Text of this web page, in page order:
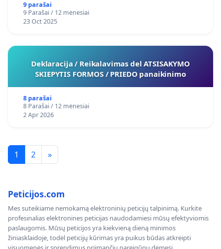
9 parašai
9 Parašai / 12 mėnesiai
23 Oct 2025
Deklaracija / Reikalavimas del ATSISAKYMO
SKIEPYTIS FORMOS / PRIEDO panaikinimo
8 parašai
8 Parašai / 12 mėnesiai
2 Apr 2026
1 2 »
Peticijos.com
Mes suteikiame nemokamą elektroninių peticijų talpinimą. Kurkite
profesinalias elektronines peticijas naudodamiesi mūsų efektyviomis
paslaugomis. Mūsų peticijos yra kiekvieną dieną minimos
žiniasklaidoje, todėl peticijų kūrimas yra puikus būdas atkreipti